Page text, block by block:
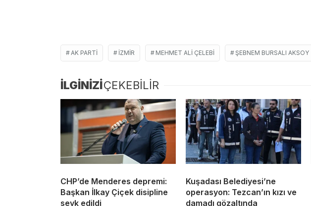
AK PARTI IZMIR MEHMET ALI ÇELEBI ŞEBNEM BURSALI AKSOY
İLGİNİZİÇEKEBİLİR
CHP’de Menderes depremi:
Başkan İlkay Çiçek disipline
sevk edildi
Kuşadası Belediyesi’ne
operasyon: Tezcan’ın kızı ve
damadı gözaltında